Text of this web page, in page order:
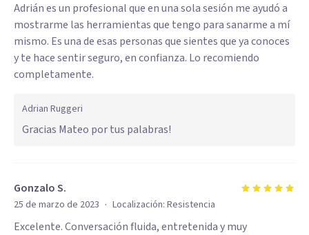
Adrián es un profesional que en una sola sesión me ayudó a
mostrarme las herramientas que tengo para sanarme a mí
mismo. Es una de esas personas que sientes que ya conoces
y te hace sentir seguro, en confianza. Lo recomiendo
completamente.
Adrian Ruggeri
Gracias Mateo por tus palabras!
Gonzalo S.
25 de marzo de 2023 · Localización: Resistencia
Excelente. Conversación fluida, entretenida y muy